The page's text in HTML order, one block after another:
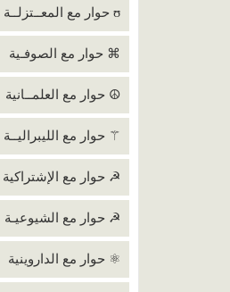
ʊ حوار مع المعــتزلــة
⌘ حوار مع الصوفـية
☮ حوار مع العلمــانية
⚚ حوار مع الليبراليــة
☭ حوار مع الإشتراكية
☭ حوار مع الشيوعيـة
⚛ حوار مع الداروينية